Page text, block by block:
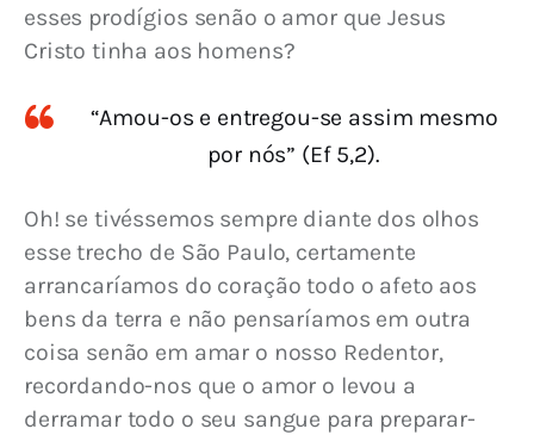
esses prodígios senão o amor que Jesus
Cristo tinha aos homens?
“Amou-os e entregou-se assim mesmo
por nós” (Ef 5,2).
Oh! se tivéssemos sempre diante dos olhos
esse trecho de São Paulo, certamente
arrancaríamos do coração todo o afeto aos
bens da terra e não pensaríamos em outra
coisa senão em amar o nosso Redentor,
recordando-nos que o amor o levou a
derramar todo o seu sangue para preparar-